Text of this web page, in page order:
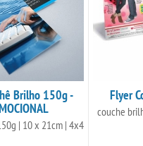
Brilho 150g -
| 10 x 21cm | 4x4
Flyer
couche